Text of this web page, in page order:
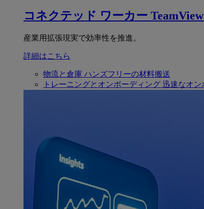
コネクテッド ワーカー
産業用拡張現実で効率性を推進。
詳細はこちら
物流と倉庫 ハンズフリーの材料搬送
トレーニングとオンボーディング 迅速なオン